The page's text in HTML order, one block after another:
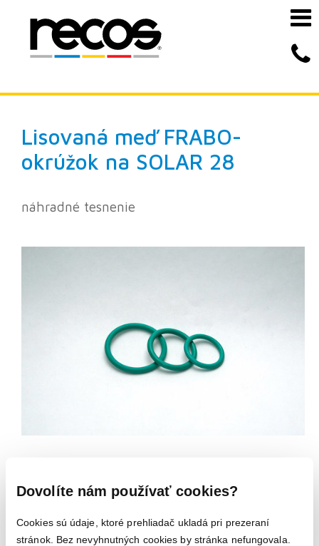
Lisovaná meď FRABO-
okrúžok na SOLAR 28
náhradné tesnenie
Firma:
Dovolíte nám používať cookies?
Cookies sú údaje, ktoré prehliadač ukladá pri prezeraní
stránok. Bez nevyhnutných cookies by stránka nefungovala.